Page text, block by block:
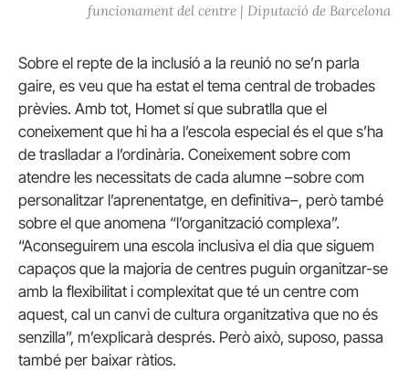
funcionament del centre | Diputació de Barcelona
Sobre el repte de la inclusió a la reunió no se’n parla
gaire, es veu que ha estat el tema central de trobades
prèvies. Amb tot, Homet sí que subratlla que el
coneixement que hi ha a l’escola especial és el que s’ha
de traslladar a l’ordinària. Coneixement sobre com
atendre les necessitats de cada alumne –sobre com
personalitzar l’aprenentatge, en definitiva–, però també
sobre el que anomena “l’organització complexa”.
“Aconseguirem una escola inclusiva el dia que siguem
capaços que la majoria de centres puguin organitzar-se
amb la flexibilitat i complexitat que té un centre com
aquest, cal un canvi de cultura organitzativa que no és
senzilla”, m’explicarà després. Però això, suposo, passa
també per baixar ràtios.